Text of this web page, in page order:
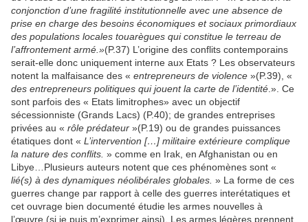
conjonction d’une fragilité institutionnelle avec une absence de
prise en charge des besoins économiques et sociaux primordiaux
des populations locales touarègues qui constitue le terreau de
l’affrontement armé.»(P.37) L’origine des conflits contemporains
serait-elle donc uniquement interne aux Etats ? Les observateurs
notent la malfaisance des « entrepreneurs de violence »(P.39), «
des entrepreneurs politiques qui jouent la carte de l’identité .». Ce
sont parfois des « Etats limitrophes» avec un objectif
sécessionniste (Grands Lacs) (P.40); de grandes entreprises
privées au « rôle prédateur »(P.19) ou de grandes puissances
étatiques dont « L’intervention […] militaire extérieure complique
la nature des conflits. » comme en Irak, en Afghanistan ou en
Libye…Plusieurs auteurs notent que ces phénomènes sont «
lié(s) à des dynamiques néolibérales globales. » La forme de ces
guerres change par rapport à celle des guerres interétatiques et
cet ouvrage bien documenté étudie les armes nouvelles à
l’œuvre (si je puis m’exprimer ainsi). Les armes légères prennent